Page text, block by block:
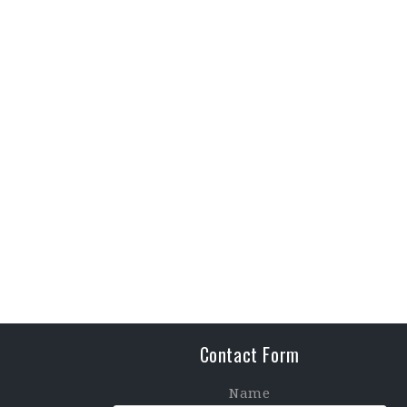
Contact Form
Name